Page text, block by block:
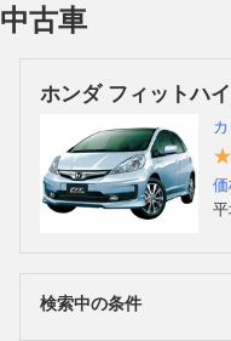
中古車
ホンダ フィットハ
平
検索中の条件